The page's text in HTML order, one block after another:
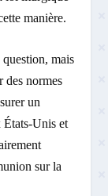
manière.
question, mais
des normes
un
États-Unis et
sur la